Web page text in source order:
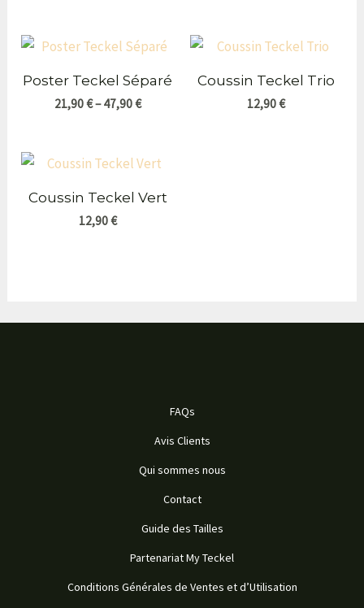
Poster Teckel Séparé
21,90€–47,90€
Coussin Teckel Trio
12,90€
Coussin Teckel Vert
12,90€
FAQs
Avis Clients
Qui sommes nous
Contact
Guide des Tailles
Partenariat My Teckel
Conditions Générales de Ventes et d’Utilisation